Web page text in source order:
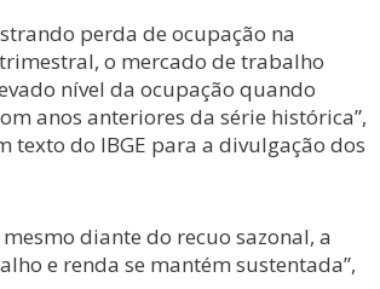
perda de ocupação na
o mercado de trabalho
nível da ocupação quando
anos anteriores da série histórica”,
texto do IBGE para a divulgação dos
diante do recuo sazonal, a
e renda se mantém sustentada”,